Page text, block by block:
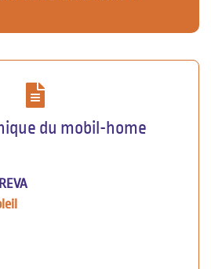
du mobil-home